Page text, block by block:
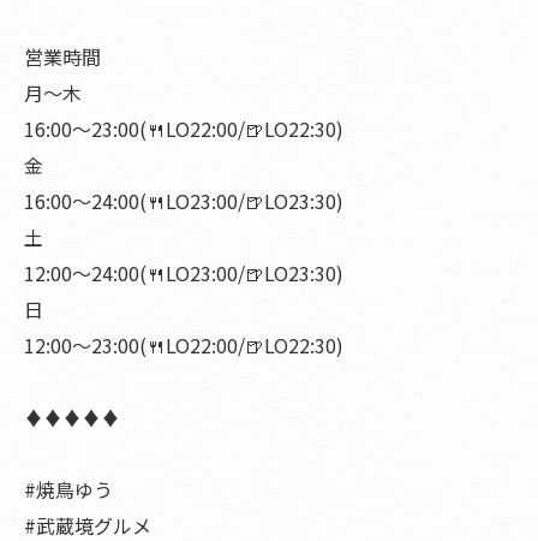
営業時間
月〜木
16:00〜23:00(🍴LO22:00/🍺LO22:30)
金
16:00〜24:00(🍴LO23:00/🍺LO23:30)
土
12:00〜24:00(🍴LO23:00/🍺LO23:30)
日
12:00〜23:00(🍴LO22:00/🍺LO22:30)
♦︎♦︎♦︎♦︎♦︎
#焼鳥ゆう
#武蔵境グルメ